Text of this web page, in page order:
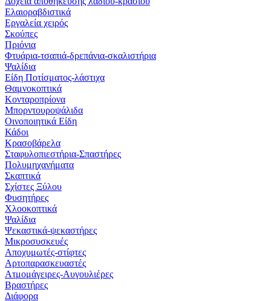
Ελαιοραβδιστικά
Εργαλεία χειρός
Σκούπες
Πριόνια
Φτυάρια-τσαπιά-δρεπάνια-σκαλιστήρια
Ψαλίδια
Είδη Ποτίσματος-λάστιχα
Θαμνοκοπτικά
Κονταροπρίονα
Μπορντουροψάλιδα
Οινοποιητικά Είδη
Κάδοι
Κρασοβάρελα
Σταφυλοπιεστήρια-Σπαστήρες
Πολυμηχανήματα
Σκαπτικά
Σχίστες Ξύλου
Φυσητήρες
Χλοοκοπτικά
Ψαλίδια
Ψεκαστικά-ψεκαστήρες
Μικροσυσκευές
Αποχυμωτές-στίφτες
Αρτοπαρασκευαστές
Ατμομάγειρες-Αυγουλιέρες
Βραστήρες
Διάφορα